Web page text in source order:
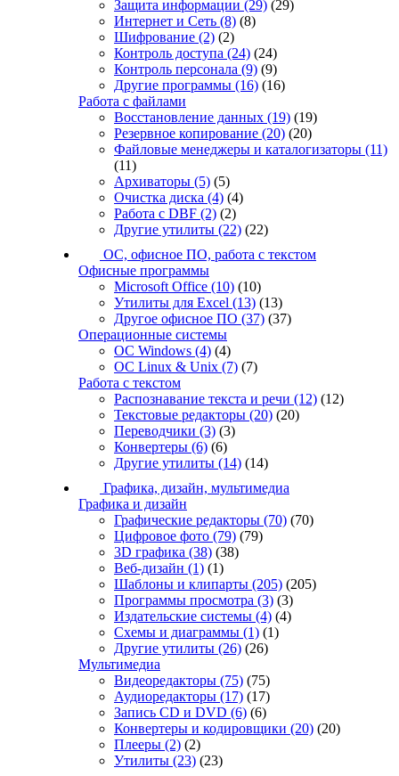
Защита информации (29) (29)
Интернет и Сеть (8) (8)
Шифрование (2) (2)
Контроль доступа (24) (24)
Контроль персонала (9) (9)
Другие программы (16) (16)
Работа с файлами
Восстановление данных (19) (19)
Резервное копирование (20) (20)
Файловые менеджеры и каталогизаторы (11)
(11)
Архиваторы (5) (5)
Очистка диска (4) (4)
Работа с DBF (2) (2)
Другие утилиты (22) (22)
ОС, офисное ПО, работа с текстом
Офисные программы
Microsoft Office (10) (10)
Утилиты для Excel (13) (13)
Другое офисное ПО (37) (37)
Операционные системы
ОС Windows (4) (4)
ОС Linux & Unix (7) (7)
Работа с текстом
Распознавание текста и речи (12) (12)
Текстовые редакторы (20) (20)
Переводчики (3) (3)
Конвертеры (6) (6)
Другие утилиты (14) (14)
Графика, дизайн, мультимедиа
Графика и дизайн
Графические редакторы (70) (70)
Цифровое фото (79) (79)
3D графика (38) (38)
Веб-дизайн (1) (1)
Шаблоны и клипарты (205) (205)
Программы просмотра (3) (3)
Издательские системы (4) (4)
Схемы и диаграммы (1) (1)
Другие утилиты (26) (26)
Мультимедиа
Видеоредакторы (75) (75)
Аудиоредакторы (17) (17)
Запись CD и DVD (6) (6)
Конвертеры и кодировщики (20) (20)
Плееры (2) (2)
Утилиты (23) (23)